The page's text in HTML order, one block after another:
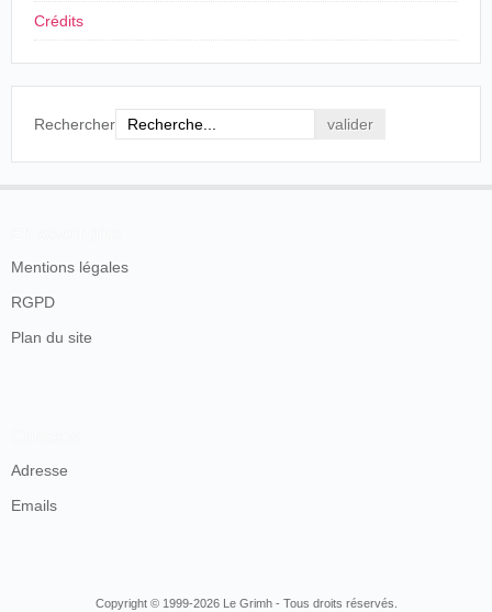
Crédits
Rechercher
Mentions légales
RGPD
Plan du site
Adresse
Emails
Copyright © 1999-2026 Le Grimh - Tous droits réservés.